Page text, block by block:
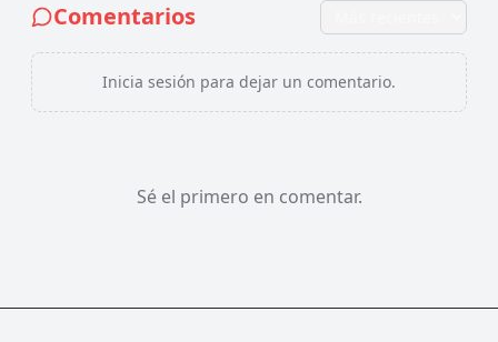
Comentarios
Inicia sesión para dejar un comentario.
Sé el primero en comentar.